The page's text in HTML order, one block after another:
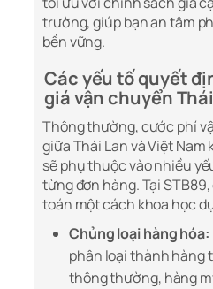
trường, giúp bạn an tâm
bền vững.
Các yếu tố quyết
giá vận chuyển
Thông thường, cước phí
giữa Thái Lan và Việt Nam
sẽ phụ thuộc vào nhiều
từng đơn hàng. Tại
toán một cách khoa học
Chủng loại hàng hóa:
phân loại thành hàng
thông thường, hàng